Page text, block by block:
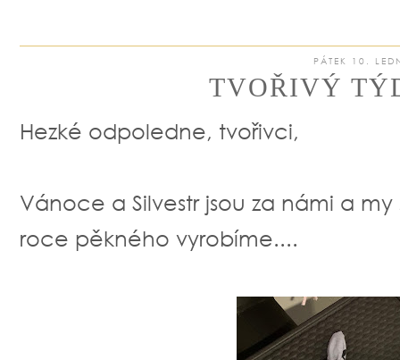
PÁTEK 10.
TVOŘIVÝ
Hezké odpoledne, tvořivci,
Vánoce a Silvestr jsou za námi a
roce pěkného vyrobíme....